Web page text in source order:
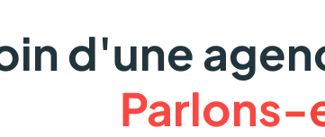
d'une
Parlons-